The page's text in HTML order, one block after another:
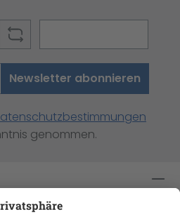
Newsletter abonnieren
genommen.